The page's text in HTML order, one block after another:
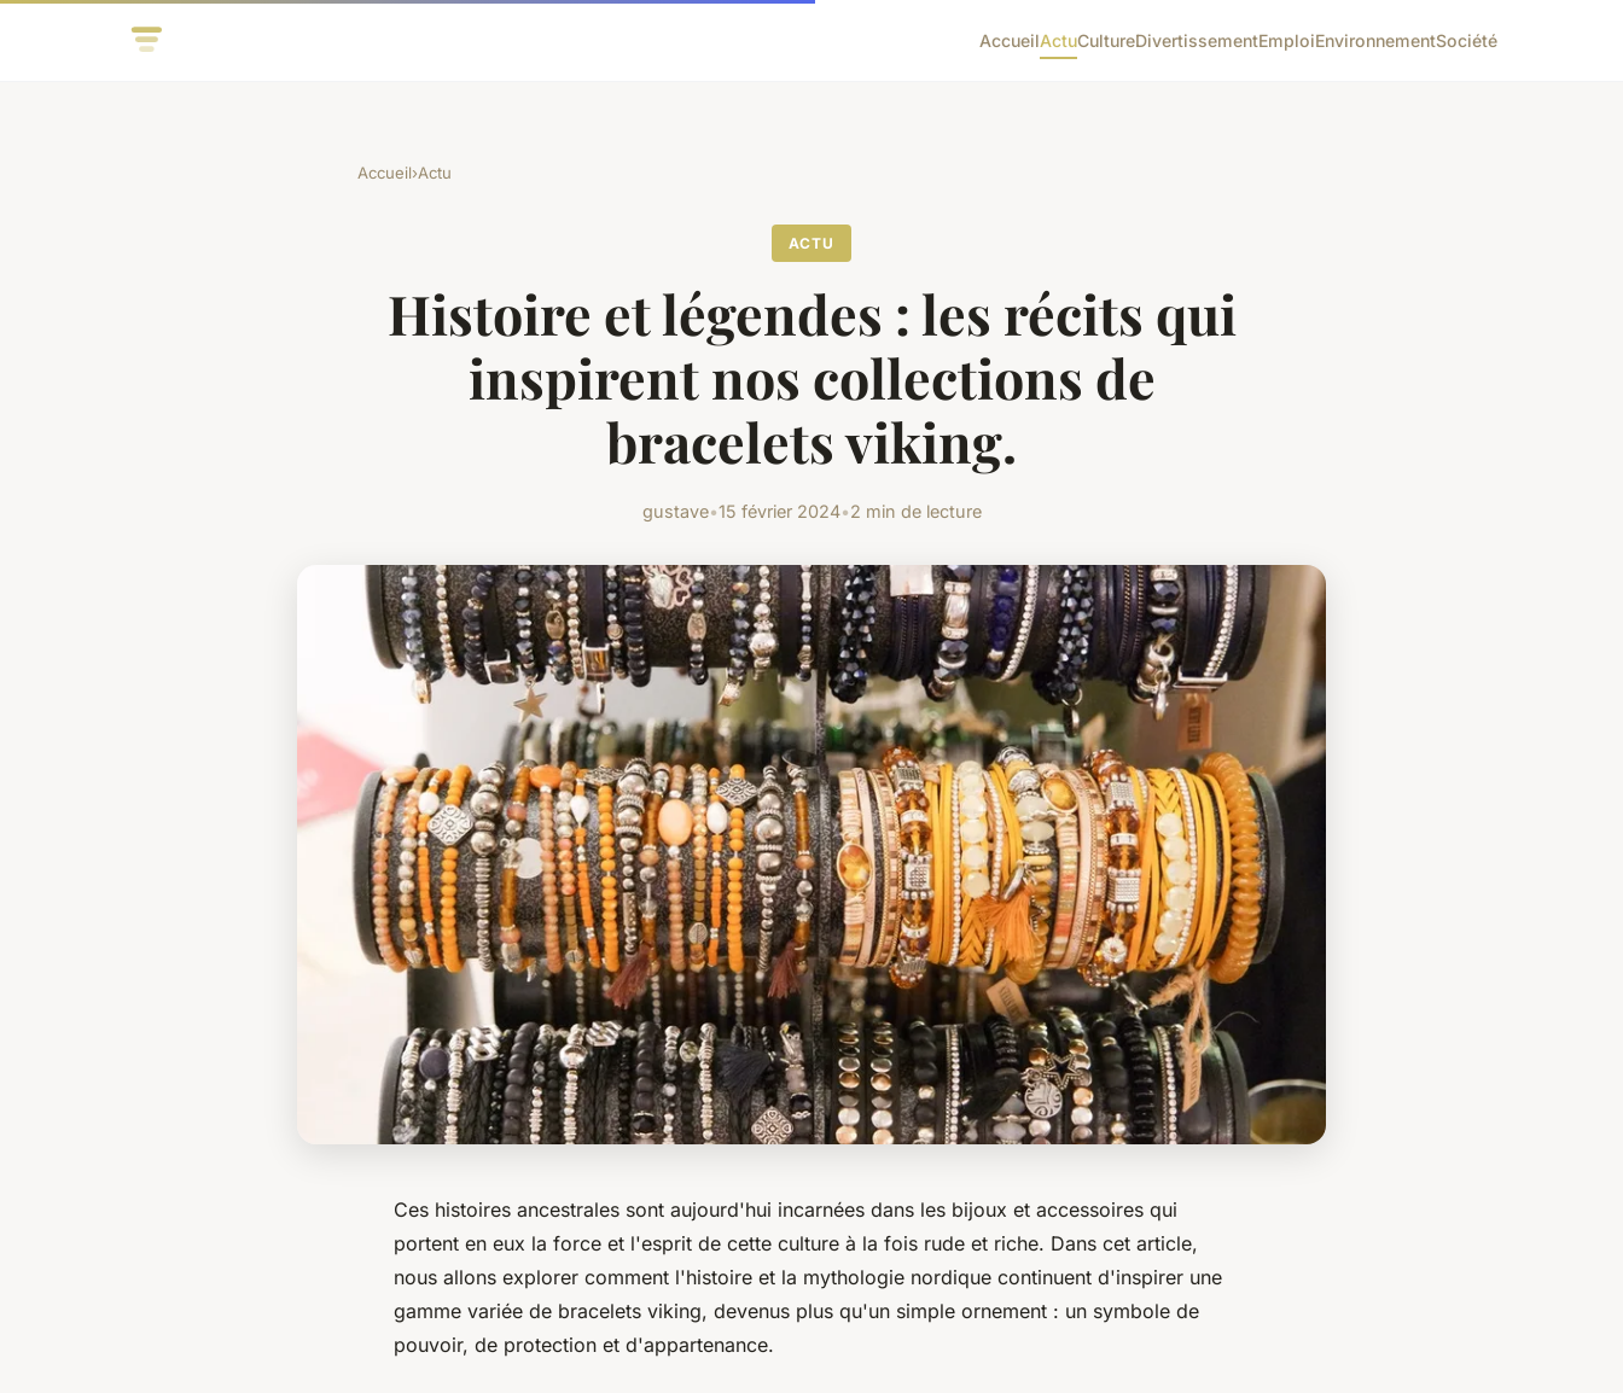
AccueilActuCultureDivertissementEmploiEnvironnementSociété
Accueil›Actu
ACTU
Histoire et légendes : les récits qui
inspirent nos collections de
bracelets viking.
gustave•15 février 2024•2 min de lecture
Ces histoires ancestrales sont aujourd'hui incarnées dans les bijoux et accessoires qui
portent en eux la force et l'esprit de cette culture à la fois rude et riche. Dans cet article,
nous allons explorer comment l'histoire et la mythologie nordique continuent d'inspirer une
gamme variée de bracelets viking, devenus plus qu'un simple ornement : un symbole de
pouvoir, de protection et d'appartenance.